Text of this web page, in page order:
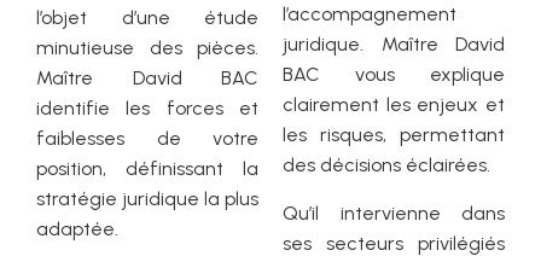
l’objet d’une étude
minutieuse des pièces.
Maître David BAC
identifie les forces et
faiblesses de votre
position, définissant la
stratégie juridique la plus
adaptée.
l’accompagnement
juridique. Maître David
BAC vous explique
clairement les enjeux et
les risques, permettant
des décisions éclairées.
Qu’il intervienne dans
ses secteurs privilégiés